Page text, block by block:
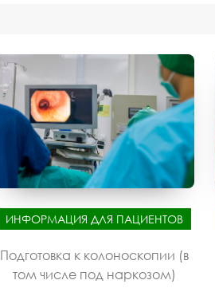
ИНФОРМАЦИЯ ДЛЯ ПАЦИЕНТОВ
Подготовка к колоноскопии (в
том числе под наркозом)